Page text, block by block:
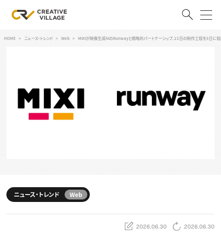
RECRUIT
クリエイター求人を探す
スキルアップしたい！ トップ
プログラミング
HOME ニュース・トレンド Web MIXIが映像生成AIのRunwayと戦略的パートナーシップ、21日の制作工程を3日に
ニュース・トレンド Web
2026.06.30 2026.06.30